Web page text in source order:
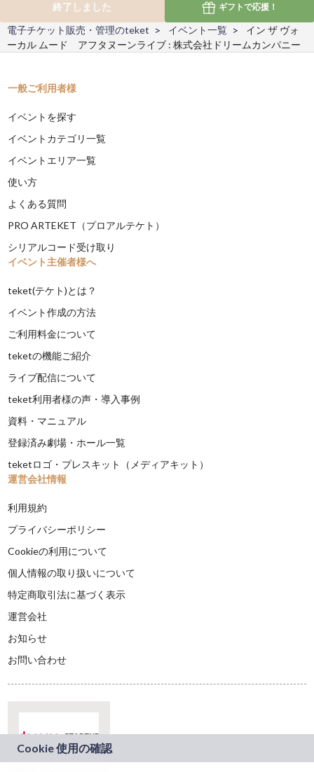
終了しました
ギフトで応援！
電子チケット販売・管理のteket イベント一覧
イン ザ ヴォ
ーカル ムード アフタヌーンライブ : 株式会社ドリームカンパニー
一般ご利用者様
イベントを探す
イベントカテゴリ一覧
イベントエリア一覧
使い方
よくある質問
PRO ARTEKET（プロアルテケト）
シリアルコード受け取り
イベント主催者様へ
teket(テケト)とは？
イベント作成の方法
ご利用料金について
teketの機能ご紹介
ライブ配信について
teket利用者様の声・導入事例
資料・マニュアル
登録済み劇場・ホール一覧
teketロゴ・プレスキット（メディアキット）
運営会社情報
利用規約
プライバシーポリシー
Cookieの利用について
個人情報の取り扱いについて
特定商取引法に基づく表示
運営会社
お知らせ
お問い合わせ